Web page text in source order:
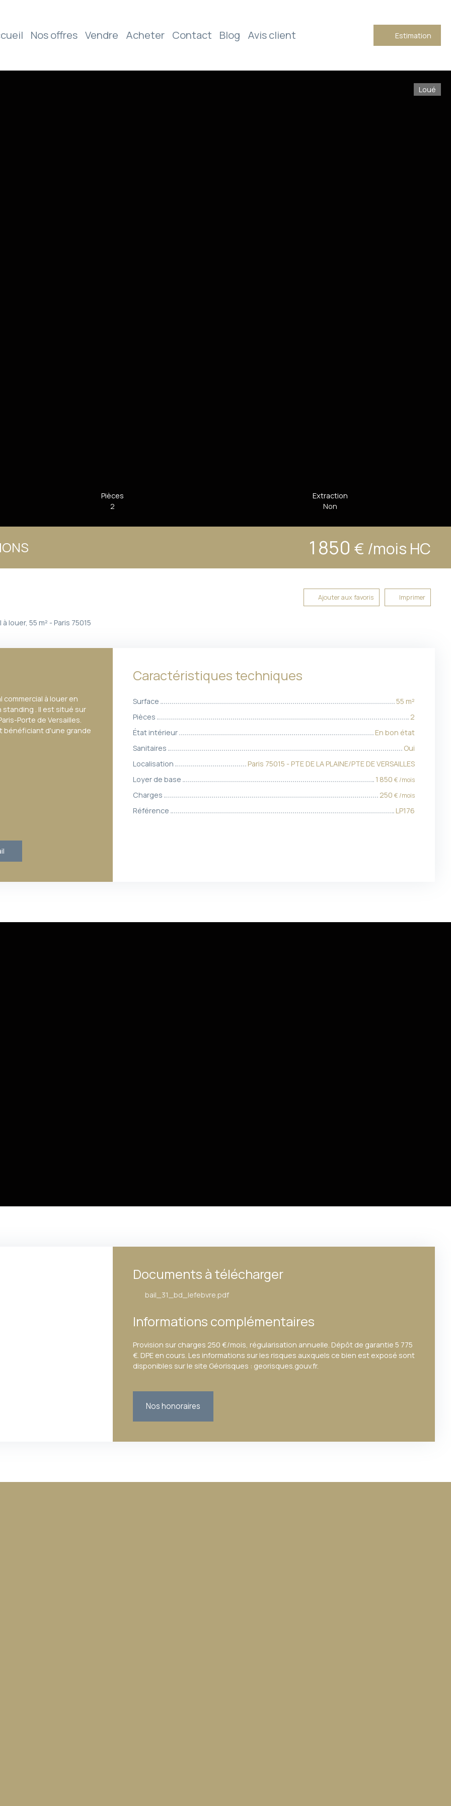
Nos offres Vendre Acheter Contact Blog Avis client Estimation
Loué
Pièces
2
Extraction
Non
1 850 € /mois HC
Ajouter aux favoris Imprimer
louer, 55 m² - Paris 75015
commercial à louer en
. Il est situé sur
Porte de Versailles.
bénéficiant d'une grande
Caractéristiques techniques
Surface 55 m²
Pièces
2
État intérieur
En bon état
Sanitaires
Oui
Localisation
Paris 75015 - PTE DE LA PLAINE/PTE DE VERSAILLES
Loyer de base
1 850 € /mois
Charges 250 € /mois
Référence LP176
Documents à télécharger
bail_31_bd_lefebvre.pdf
Informations complémentaires
Provision sur charges 250 €/mois, régularisation annuelle. Dépôt de garantie 5 775
€. DPE en cours. Les informations sur les risques auxquels ce bien est exposé sont
disponibles sur le site Géorisques : georisques.gouv.fr.
Nos honoraires